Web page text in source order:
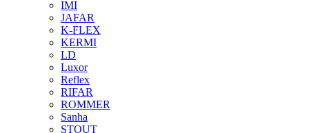
IMI
JAFAR
K-FLEX
KERMI
LD
Luxor
Reflex
RIFAR
ROMMER
Sanha
STOUT